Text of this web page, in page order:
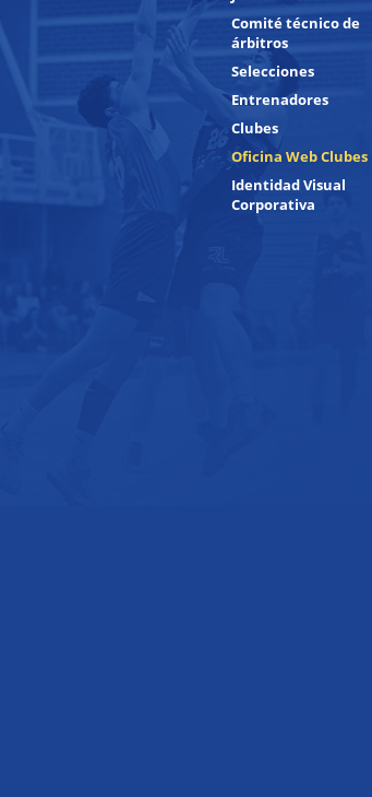
Comité técnico de
árbitros
Selecciones
Entrenadores
Clubes
Oficina Web Clubes
Identidad Visual
Corporativa